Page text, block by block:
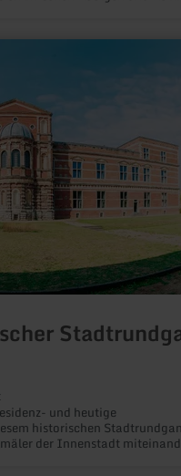
und heutige
historischen
der Innenstadt